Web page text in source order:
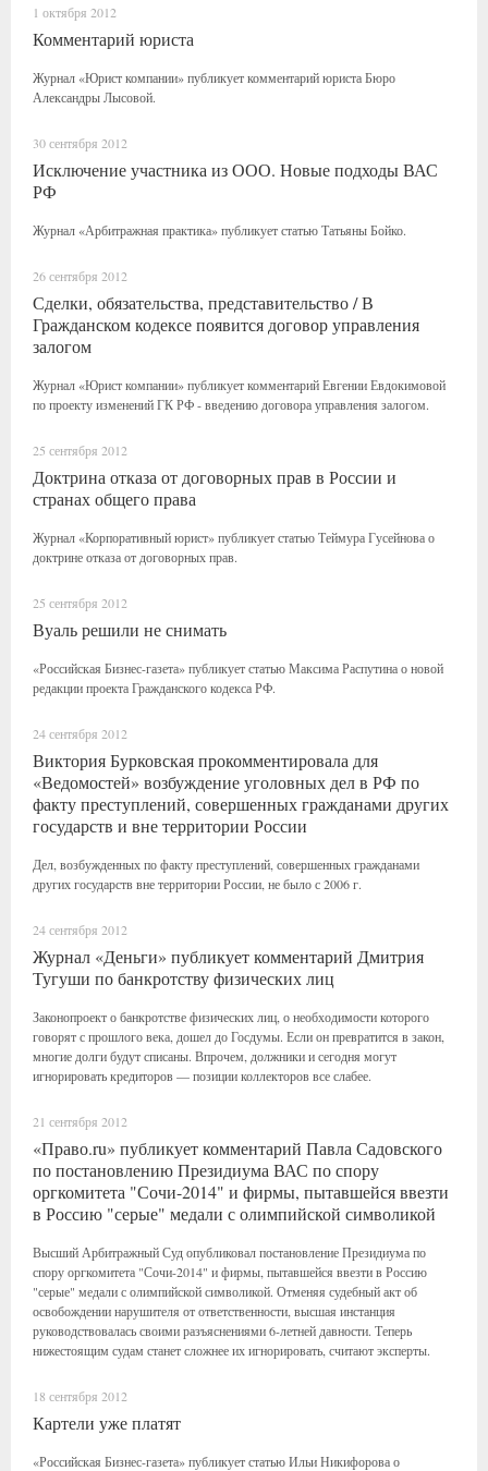
1 октября 2012
Комментарий юриста
Журнал «Юрист компании» публикует комментарий юриста Бюро
Александры Лысовой.
30 сентября 2012
Исключение участника из ООО. Новые подходы ВАС
РФ
Журнал «Арбитражная практика» публикует статью Татьяны Бойко.
26 сентября 2012
Сделки, обязательства, представительство / В
Гражданском кодексе появится договор управления
залогом
Журнал «Юрист компании» публикует комментарий Евгении Евдокимовой
по проекту изменений ГК РФ - введению договора управления залогом.
25 сентября 2012
Доктрина отказа от договорных прав в России и
странах общего права
Журнал «Корпоративный юрист» публикует статью Теймура Гусейнова о
доктрине отказа от договорных прав.
25 сентября 2012
Вуаль решили не снимать
«Российская Бизнес-газета» публикует статью Максима Распутина о новой
редакции проекта Гражданского кодекса РФ.
24 сентября 2012
Виктория Бурковская прокомментировала для
«Ведомостей» возбуждение уголовных дел в РФ по
факту преступлений, совершенных гражданами других
государств и вне территории России
Дел, возбужденных по факту преступлений, совершенных гражданами
других государств вне территории России, не было с 2006 г.
24 сентября 2012
Журнал «Деньги» публикует комментарий Дмитрия
Тугуши по банкротству физических лиц
Законопроект о банкротстве физических лиц, о необходимости которого
говорят с прошлого века, дошел до Госдумы. Если он превратится в закон,
многие долги будут списаны. Впрочем, должники и сегодня могут
игнорировать кредиторов — позиции коллекторов все слабее.
21 сентября 2012
«Право.ru» публикует комментарий Павла Садовского
по постановлению Президиума ВАС по спору
оргкомитета "Сочи-2014" и фирмы, пытавшейся ввезти
в Россию "серые" медали с олимпийской символикой
Высший Арбитражный Суд опубликовал постановление Президиума по
спору оргкомитета "Сочи-2014" и фирмы, пытавшейся ввезти в Россию
"серые" медали с олимпийской символикой. Отменяя судебный акт об
освобождении нарушителя от ответственности, высшая инстанция
руководствовалась своими разъяснениями 6-летней давности. Теперь
нижестоящим судам станет сложнее их игнорировать, считают эксперты.
18 сентября 2012
Картели уже платят
«Российская Бизнес-газета» публикует статью Ильи Никифорова о